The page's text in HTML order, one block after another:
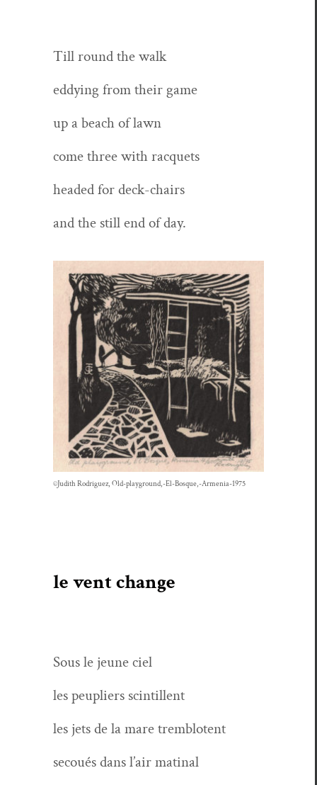
Till round the walk
eddy­ing from their game
up a beach of lawn
come three with racquets
head­ed for deck-chairs
and the still end of day.
©Judith Rodriguez, Old-playground,-El-Bosque,-Armenia-1975
le vent change
Sous le jeune ciel
les peu­pli­ers scintillent
les jets de la mare tremblotent
sec­oués dans l’air matinal